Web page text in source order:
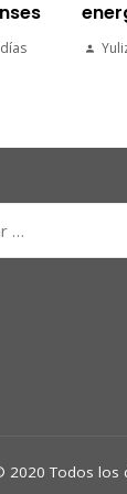
2020 Todos los